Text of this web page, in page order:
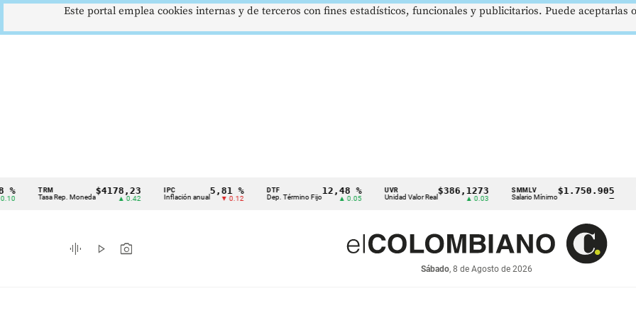
Cintillo
indicadores
económicos
TRM
Tasa Rep. Moneda
$4178,23
▲ 0.42
IPC
Inflación anual
5,81 %
▼ 0.12
DTF
Dep. Término Fijo
12,48 %
▲ 0.05
UVR
Unidad Valor Real
$386,1273
▲ 0.03
SMMLV
Salario Mínimo
$1.750.905 BRENT
Petróleo
graphic_eq play_arrow photo_camera
Sábado, 8 de Agosto de 2026
Este portal emplea cookies internas y de terceros con fines estadísticos, funcionales y publicitarios. Puede aceptarlas